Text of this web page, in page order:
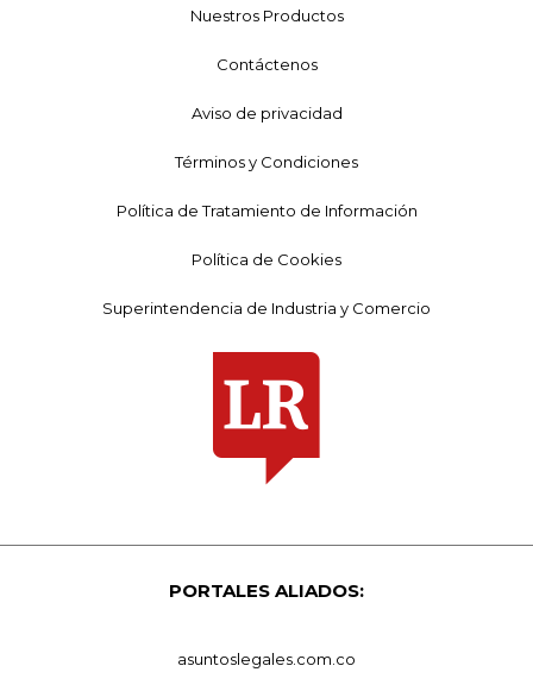
Nuestros Productos
Contáctenos
Aviso de privacidad
Términos y Condiciones
Política de Tratamiento de Información
Política de Cookies
Superintendencia de Industria y Comercio
PORTALES ALIADOS:
asuntoslegales.com.co